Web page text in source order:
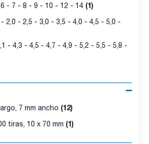
- 7 - 8 - 9 - 10 - 12 - 14 (1)
2,0 - 2,5 - 3,0 - 3,5 - 4,0 - 4,5 - 5,0 -
- 4,3 - 4,5 - 4,7 - 4,9 - 5,2 - 5,5 - 5,8 -
7 mm ancho (12)
tiras, 10 x 70 mm (1)